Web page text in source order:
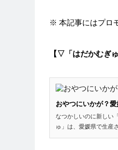
※ 本記事にはプロ
【▽「はだかむぎ
おやつにいかが？
なつかしいのに新しい
ゅ」は、愛媛県で生産